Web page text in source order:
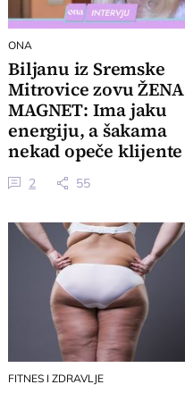
ONA
Biljanu iz Sremske
Mitrovice zovu ŽENA
MAGNET: Ima jaku
energiju, a šakama
nekad opeče klijente
tokom masaže
2 55
FITNES I ZDRAVLJE